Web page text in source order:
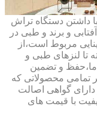
با ۱۰% تخفیف با داشتن دستگاه تراش
و برند و طبی در
مربوط است،از
تا لنزهای طبی و
ما،حفظ و تضمین
محصولاتی که
گواهی اصالت
با قیمت های